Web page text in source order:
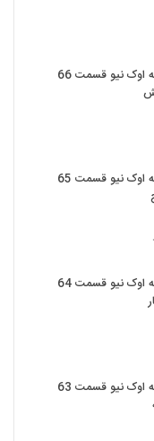
اوک نیو با دوبله پارسی شبکه
اوک نیو با دوبله پارسی شبکه
اوک نیو با دوبله پارسی شبکه
سریال افسانه اوک نیو قسمت 66
سریال افسانه اوک نیو قسمت 65
سریال افسانه اوک نیو قسمت 64
سریال افسانه اوک نیو قسمت 63